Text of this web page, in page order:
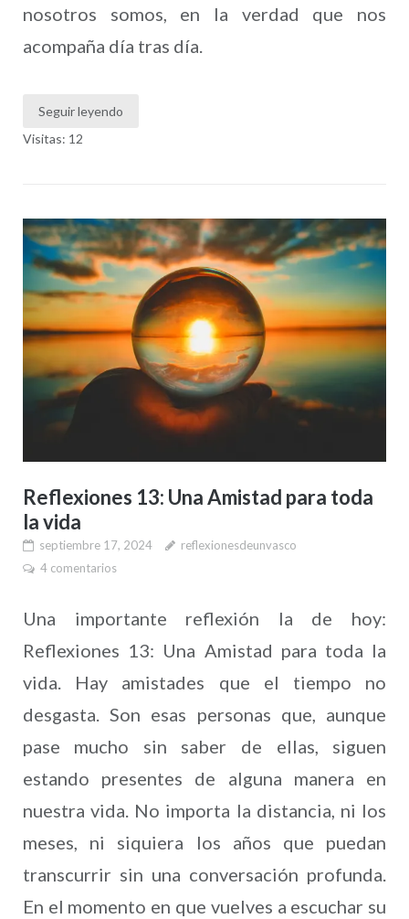
nosotros somos, en la verdad que nos
acompaña día tras día.
Seguir leyendo
Visitas: 12
Reflexiones 13: Una Amistad para toda
la vida
septiembre 17, 2024
reflexionesdeunvasco
4 comentarios
Una importante reflexión la de hoy:
Reflexiones 13: Una Amistad para toda la
vida. Hay amistades que el tiempo no
desgasta. Son esas personas que, aunque
pase mucho sin saber de ellas, siguen
estando presentes de alguna manera en
nuestra vida. No importa la distancia, ni los
meses, ni siquiera los años que puedan
transcurrir sin una conversación profunda.
En el momento en que vuelves a escuchar su